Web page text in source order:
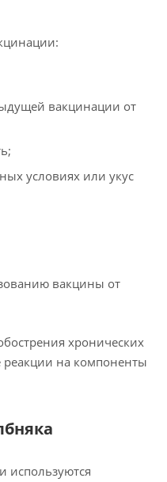
вакцинации от
условиях или укус
вакцины от
хронических
реакции на компоненты
используются